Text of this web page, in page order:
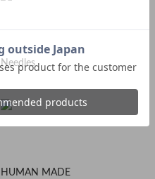
Needles
HUMAN MADE